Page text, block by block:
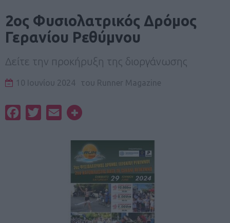
2ος Φυσιολατρικός Δρόμος
Γερανίου Ρεθύμνου
Δείτε την προκήρυξη της διοργάνωσης
10 Ιουνίου 2024 του Runner Magazine
FacebookTwitterEmail